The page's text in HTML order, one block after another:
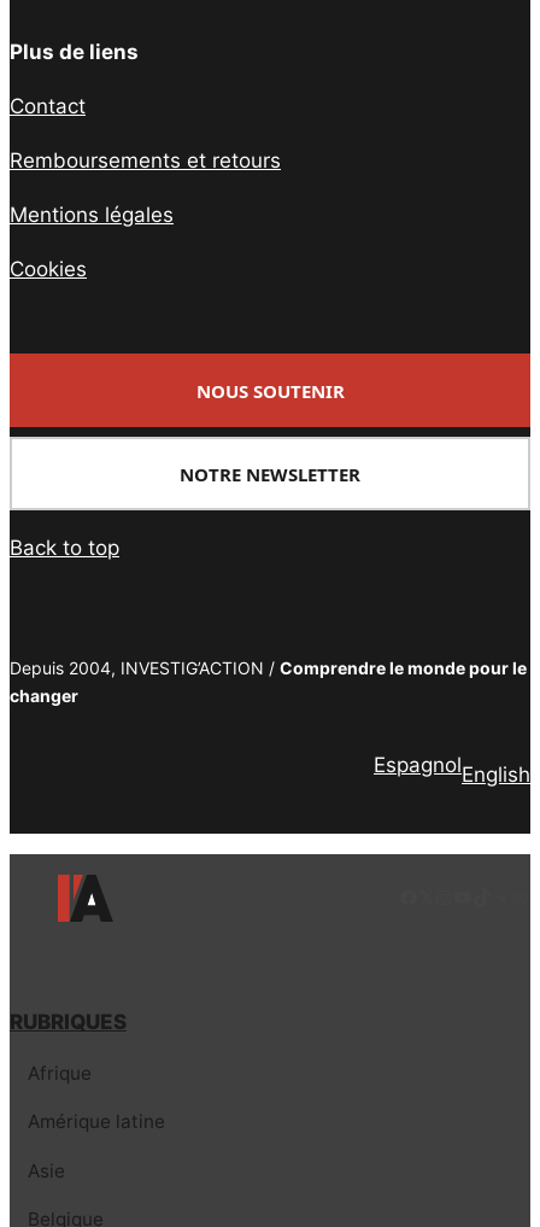
Plus de liens
Contact
Remboursements et retours
Mentions légales
Cookies
NOUS SOUTENIR
NOTRE NEWSLETTER
Back to top
Depuis 2004, INVESTIG’ACTION / Comprendre le monde pour le
changer
EspagnolEnglish
RUBRIQUES
Afrique
Amérique latine
Asie
Belgique